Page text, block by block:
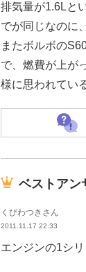
排気量が1.6Lと
でが同じなのに
またボルボの
で、燃費が上が
様に思われてい
ベストアン
くびわつきさん
2011.11.17 22:33
エンジンの1シ